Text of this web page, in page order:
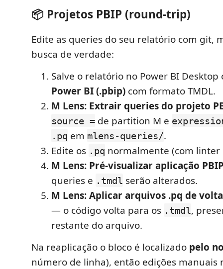
📦 Projetos PBIP (round-trip)
Edite as queries do seu relatório com git,
busca de verdade:
Salve o relatório no Power BI
Power BI (.pbip) com formato TMDL.
M Lens: Extrair queries do projeto
source = de partition M e
.pq em mlens-queries/.
Edite os .pq normalmente (com linter
M Lens: Pré-visualizar aplicação
queries e .tmdl serão alterados.
M Lens: Aplicar arquivos .pq de
— o código volta para os .tmdl,
restante do arquivo.
Na reaplicação o bloco é localizado pelo
número de linha), então edições manuais